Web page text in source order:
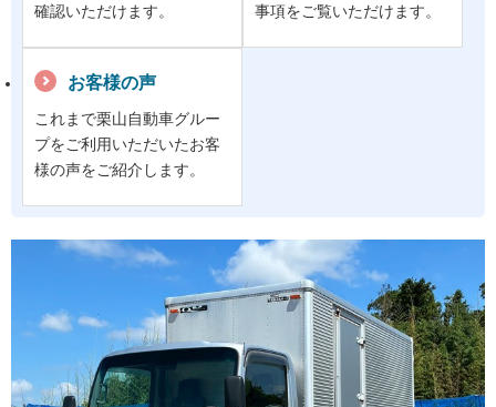
確認いただけます。
事項をご覧いただけます。
お客様の声
これまで栗山自動車グルー
プをご利用いただいたお客
様の声をご紹介します。